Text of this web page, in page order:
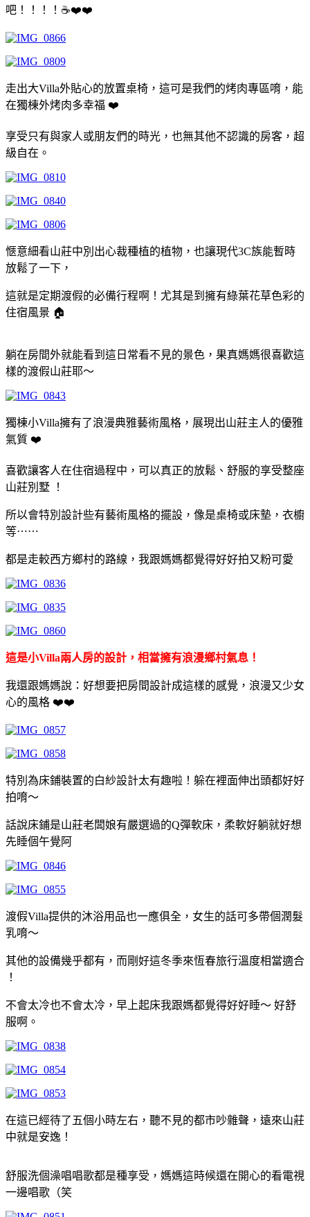
吧！！！！☕️❤️❤️
走出大Villa外貼心的放置桌椅，這可是我們的烤肉專區唷，能
在獨棟外烤肉多幸福 ❤️
享受只有與家人或朋友們的時光，也無其他不認識的房客，超
級自在。
愜意細看山莊中別出心裁種植的植物，也讓現代3C族能暫時
放鬆了一下，
這就是定期渡假的必備行程啊！尤其是到擁有綠葉花草色彩的
住宿風景 🏠
躺在房間外就能看到這日常看不見的景色，果真媽媽很喜歡這
樣的渡假山莊耶～
獨棟小Villa擁有了浪漫典雅藝術風格，展現出山莊主人的優雅
氣質 ❤️
喜歡讓客人在住宿過程中，可以真正的放鬆、舒服的享受整座
山莊別墅 ！
所以會特別設計些有藝術風格的擺設，像是桌椅或床墊，衣櫥
等⋯⋯
都是走較西方鄉村的路線，我跟媽媽都覺得好好拍又粉可愛
這是小Villa兩人房的設計，相當擁有浪漫鄉村氣息！
我還跟媽媽說： 好想要把房間設計成這樣的感覺，浪漫又少女
心的風格 ❤️❤️
特別為床鋪裝置的白紗設計太有趣啦！躲在裡面伸出頭都好好
拍唷～
話說床鋪是山莊老闆娘有嚴選過的Q彈軟床，柔軟好躺就好想
先睡個午覺阿
渡假Villa提供的沐浴用品也一應俱全，女生的話可多帶個潤髮
乳唷～
其他的設備幾乎都有，而剛好這冬季來恆春旅行溫度相當適合
！
不會太冷也不會太冷，早上起床我跟媽都覺得好好睡～ 好舒
服啊。
在這已經待了五個小時左右，聽不見的都市吵雜聲，遠來山莊
中就是安逸！
舒服洗個澡唱唱歌都是種享受，媽媽這時候還在開心的看電視
一邊唱歌（笑